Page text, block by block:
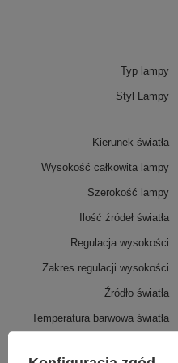
To propozycja dla osób
łączy funkcjonalność,
natężenia światła.
Typ lampy
Styl Lampy
Kierunek światła
Wysokość całkowita lampy
Szerokość lampy
Ilość źródeł światła
Regulacja wysokości
Zakres regulacji wysokości
Źródło światła
Temperatura barwowa światła